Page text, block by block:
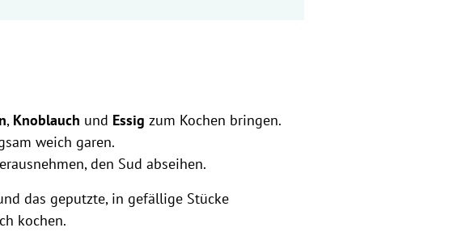
, Knoblauch und Essig zum Kochen bringen.
weich garen.
den Sud abseihen.
das geputzte, in gefällige Stücke
kochen.